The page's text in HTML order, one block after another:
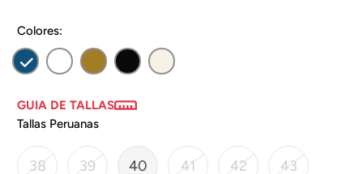
Colores:
GUIA DE TALLAS
Tallas Peruanas
38 39 40 41 42 43